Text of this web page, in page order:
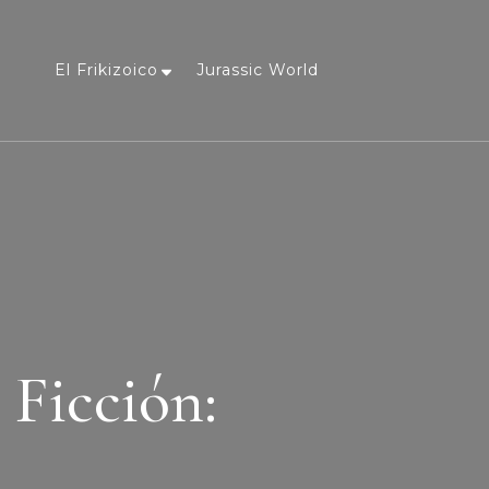
El Frikizoico Jurassic World
Ficción: